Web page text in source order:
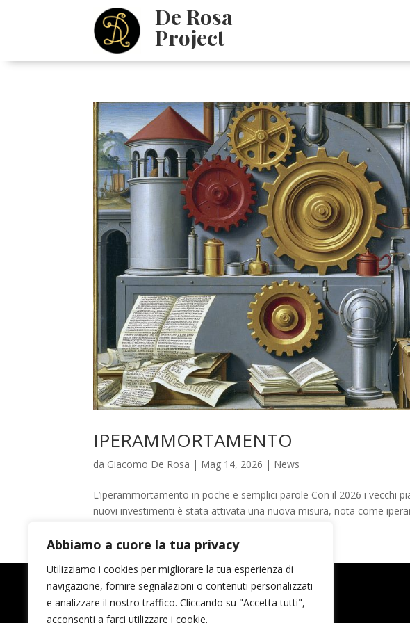
Abbiamo a cuore la tua privacy
Utilizziamo i cookies per migliorare la tua esperienza di
navigazione, fornire segnalazioni o contenuti personalizzati
e analizzare il nostro traffico. Cliccando su "Accetta tutti",
acconsenti a farci utilizzare i cookie.
De Rosa
Project
IPERAMMORTAMENTO
da Giacomo De Rosa | Mag 14, 2026 | News
L’iperammortamento in poche e semplici parole Con il 2026 i vecchi
nuovi investimenti è stata attivata una nuova misura, nota come